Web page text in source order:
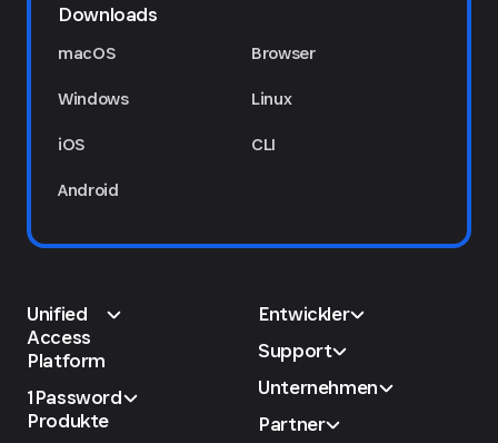
Downloads
macOS
Windows
iOS
Android
Browser
Linux
CLI
Unified
Access
Platform
1Password
Produkte
Entwickler
Support
Unternehmen
Partner